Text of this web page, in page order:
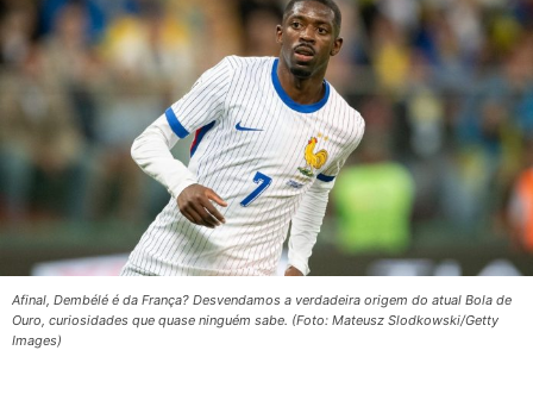
Afinal, Dembélé é da França? Desvendamos a verdadeira origem do atual Bola de
Ouro, curiosidades que quase ninguém sabe. (Foto: Mateusz Slodkowski/Getty
Images)